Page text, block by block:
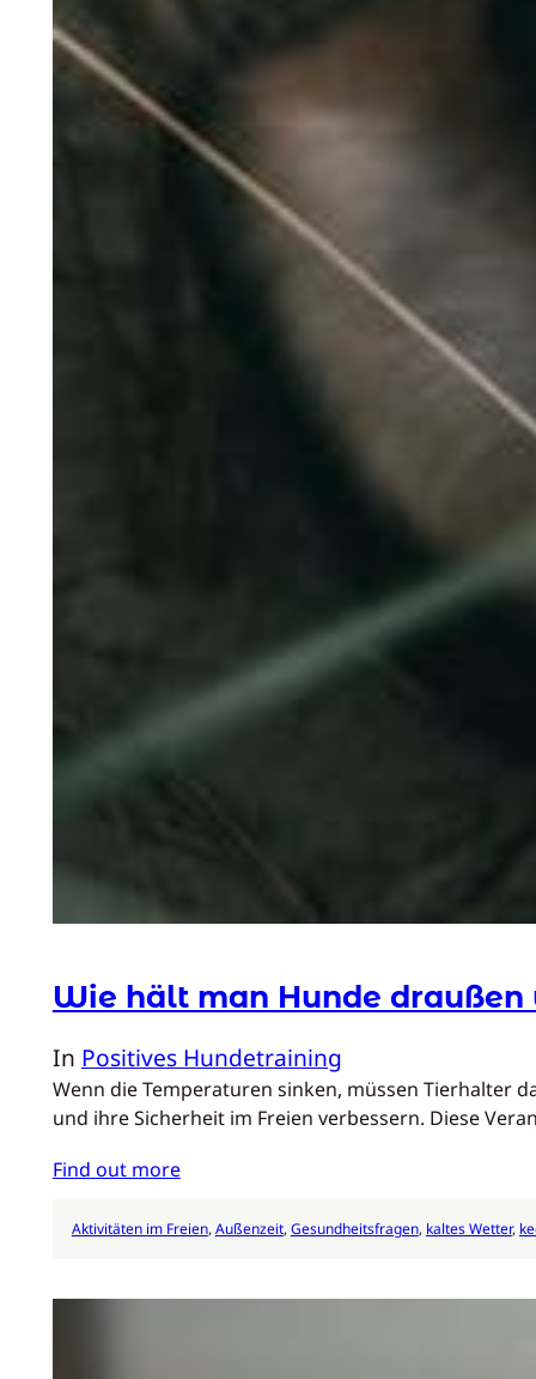
Wie hält man Hunde draußen
In Positives Hundetraining
Wenn die Temperaturen sinken, müssen Tierhalter
und ihre Sicherheit im Freien verbessern. Diese
Find out more
Aktivitäten im Freien, Außenzeit, Gesundheitsfragen, kaltes Wetter,